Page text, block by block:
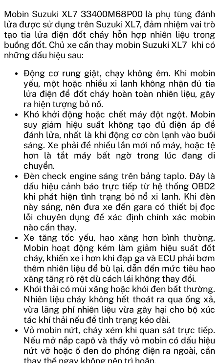
Mobin Suzuki XL7 33400M68P00 là phụ tùng đánh
lửa được sử dụng trên Suzuki XL7, đảm nhiệm vai trò
tạo tia lửa điện đốt cháy hỗn hợp nhiên liệu trong
buồng đốt. Chủ xe cần thay mobin Suzuki XL7 khi có
những dấu hiệu sau:
Động cơ rung giật, chạy không êm. Khi mobin
yếu, một hoặc nhiều xi lanh không nhận đủ tia
lửa điện để đốt cháy hoàn toàn nhiên liệu, gây
ra hiện tượng bỏ nổ.
Khó khởi động hoặc chết máy đột ngột. Mobin
suy giảm hiệu suất không tạo đủ điện áp để
đánh lửa, nhất là khi động cơ còn lạnh vào buổi
sáng. Xe phải đề nhiều lần mới nổ máy, hoặc tệ
hơn là tắt máy bất ngờ trong lúc đang di
chuyển.
Đèn check engine sáng trên bảng taplo. Đây là
dấu hiệu cảnh báo trực tiếp từ hệ thống OBD2
khi phát hiện tình trạng bỏ nổ xi lanh. Khi đèn
này sáng, nên đưa xe đến gara có thiết bị đọc
lỗi chuyên dụng để xác định chính xác mobin
nào cần thay.
Xe tăng tốc yếu, hao xăng hơn bình thường.
Mobin hoạt động kém làm giảm hiệu suất đốt
cháy, khiến xe ì hơn khi đạp ga và ECU phải bơm
thêm nhiên liệu để bù lại, dẫn đến mức tiêu hao
xăng tăng rõ rệt dù cách lái không thay đổi.
Khói thải có mùi xăng hoặc khói đen bất thường.
Nhiên liệu cháy không hết thoát ra qua ống xả,
vừa lãng phí nhiên liệu vừa gây hại cho bộ xúc
tác khí thải nếu để tình trạng kéo dài.
Vỏ mobin nứt, cháy xém khi quan sát trực tiếp.
Nếu mở nắp capô và thấy vỏ mobin có dấu hiệu
nứt vỡ hoặc ố đen do phóng điện ra ngoài, cần